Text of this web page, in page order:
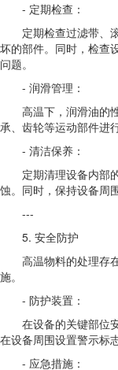
- 定期检查：
定期检查过滤带、
坏的部件。同时，检查
问题。
- 润滑管理：
高温下，润滑油的
承、齿轮等运动部件进
- 清洁保养：
定期清理设备内部
蚀。同时，保持设备周
---
5. 安全防护
高温物料的处理存
施。
- 防护装置：
在设备的关键部位
在设备周围设置警示标
- 应急措施：